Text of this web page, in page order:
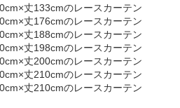
丈133cmのレースカーテン
丈176cmのレースカーテン
丈188cmのレースカーテン
丈198cmのレースカーテン
丈200cmのレースカーテン
丈210cmのレースカーテン
丈210cmのレースカーテン